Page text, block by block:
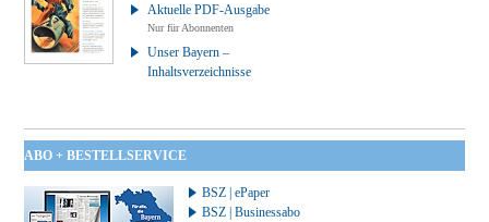
Aktuelle PDF-Ausgabe
Nur für Abonnenten
Unser Bayern –
Inhaltsverzeichnisse
ABO + BESTELLSERVICE
BSZ | ePaper
BSZ | Businessabo